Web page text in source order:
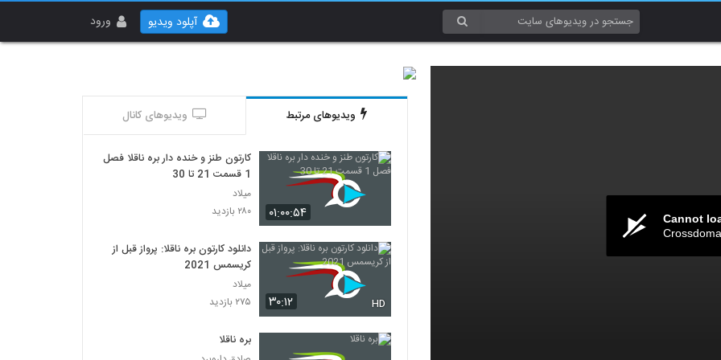
ورود آپلود ویدیو
Cannot
ویدیوهای مرتبط ویدیوهای کانال
۰۱:۰۰:۵۴
کارتون طنز و خنده دار بره ناقلا فصل
1 قسمت 21 تا 30
میلاد
۲۸۰ بازدید
۳۰:۱۲ HD
دانلود کارتون بره ناقلا: پرواز قبل از
کریسمس 2021
میلاد
۲۷۵ بازدید
بره ناقلا